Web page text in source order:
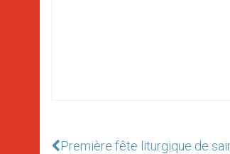
Première fête liturgique de